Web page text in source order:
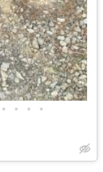
• • • •